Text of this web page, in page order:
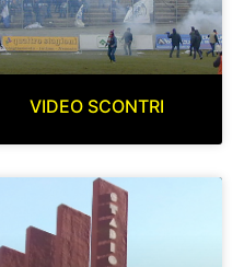
VIDEO SCONTRI